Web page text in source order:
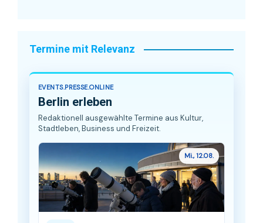
Termine mit Relevanz
EVENTS.PRESSE.ONLINE
Berlin erleben
Redaktionell ausgewählte Termine aus Kultur,
Stadtleben, Business und Freizeit.
Mi., 12.08.